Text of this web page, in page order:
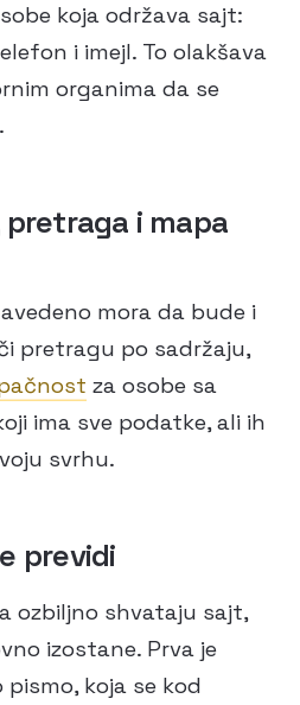
koja održava sajt:
i imejl. To olakšava
organima da se
i mapa
mora da bude i
pretragu po sadržaju,
za osobe sa
ima sve podatke, ali ih
svrhu.
previdi
ozbiljno shvataju sajt,
izostane. Prva je
koja se kod